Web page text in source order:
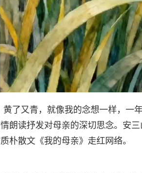
黄了又青，就像我的念想一样，一
朗读抒发对母亲的深切思念。安
朴散文《我的母亲》走红网络。